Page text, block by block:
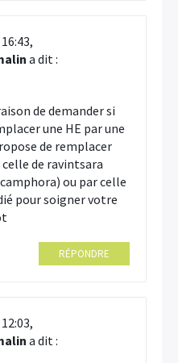
a dit :
de demander si
une HE par une
de remplacer
de ravintsara
ou par celle
pour soigner votre
RÉPONDRE
a dit :